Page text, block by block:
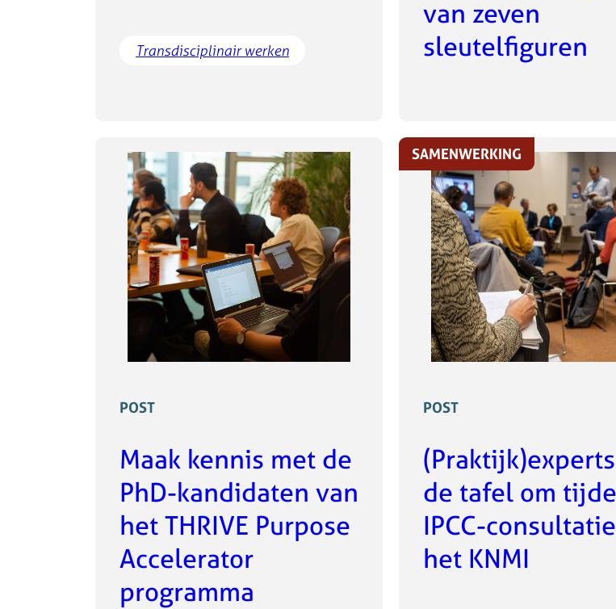
Transdisciplinair werken
van zeven
sleutelfiguren
POST
Maak kennis met de
PhD-kandidaten van
het THRIVE Purpose
Accelerator
programma
SAMENWERKING
POST
de tafel om
IPCC-
het KNMI